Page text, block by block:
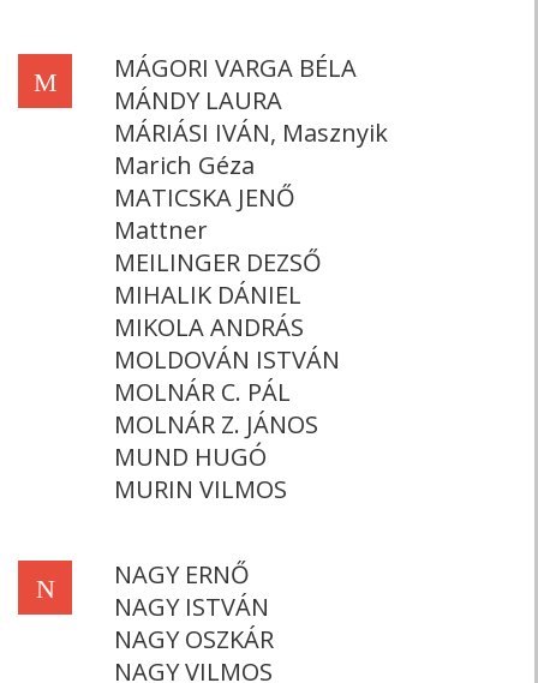
M
MÁGORI VARGA BÉLA
MÁNDY LAURA
MÁRIÁSI IVÁN, Masznyik
Marich Géza
MATICSKA JENŐ
Mattner
MEILINGER DEZSŐ
MIHALIK DÁNIEL
MIKOLA ANDRÁS
MOLDOVÁN ISTVÁN
MOLNÁR C. PÁL
MOLNÁR Z. JÁNOS
MUND HUGÓ
MURIN VILMOS
N
NAGY ERNŐ
NAGY ISTVÁN
NAGY OSZKÁR
NAGY VILMOS